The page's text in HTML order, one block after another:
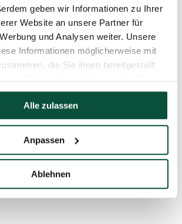
geben wir Informationen zu Ihrer
Website an unsere Partner für
und Analysen weiter. Unsere
Informationen möglicherweise mit
die Sie ihnen bereitgestellt
im Rahmen Ihrer Nutzung der Dienste
Alle zulassen
Anpassen
Ablehnen
(netto) 11
Teile 3
14
120x35x35